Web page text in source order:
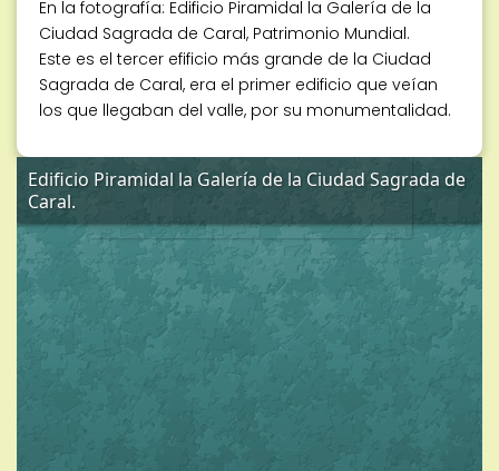
En la fotografía: Edificio Piramidal la Galería de la
Ciudad Sagrada de Caral, Patrimonio Mundial.
Este es el tercer efificio más grande de la Ciudad
Sagrada de Caral, era el primer edificio que veían
los que llegaban del valle, por su monumentalidad.